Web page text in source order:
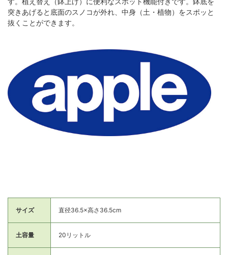
突きあげると底面のスノコが外れ、中身（土・植物）をスポッと
抜くことができます。
サイズ 直径36.5×高さ36.5cm
土容量 20リットル